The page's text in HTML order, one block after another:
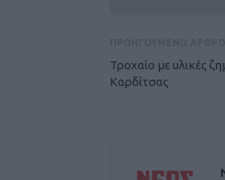
Τροχαίο με υλικές
Καρδίτσας